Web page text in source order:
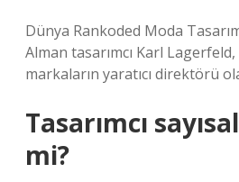
Dünya Rankoded Moda
Alman tasarımcı Karl
markaların yaratıcı direktörü
Tasarımcı
mi?